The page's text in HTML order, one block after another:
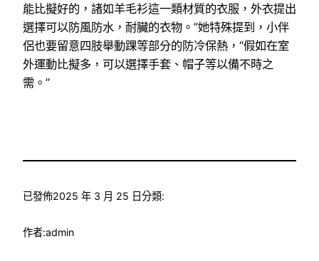
能比擬好的，諸如羊毛衫這一類材質的衣服，外衣提出
選擇可以防風防水，耐臟的衣物。”她特殊提到，小伴
侶也要留意四肢舉動踝等部分的防冷保熱，“假如在室
外運動比擬多，可以選擇手套、帽子等以備不時之
需。”
已發佈2025 年 3 月 25 日分類:
作者:admin